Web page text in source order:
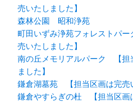
売いたしました】
森林公園 昭和浄苑
町田いずみ浄苑フォレストパ
売いたしました】
南の丘メモリアルパーク 【担
ました】
鎌倉湖墓苑 【担当区画は完売
鎌倉やすらぎの杜 【担当区画